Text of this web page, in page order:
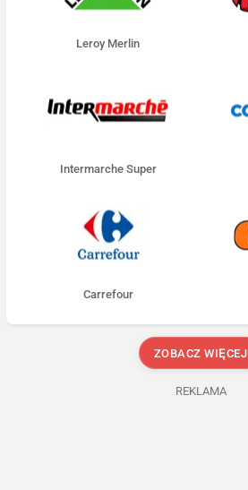
Leroy Merlin
Intermarche Super
Carrefour
ZOBACZ WIĘCEJ
REKLAMA